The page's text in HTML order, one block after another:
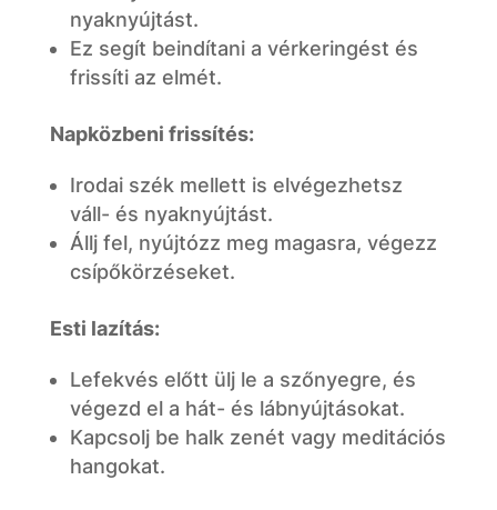
nyaknyújtást.
Ez segít beindítani a vérkeringést és
frissíti az elmét.
Napközbeni frissítés:
Irodai szék mellett is elvégezhetsz
váll- és nyaknyújtást.
Állj fel, nyújtózz meg magasra, végezz
csípőkörzéseket.
Esti lazítás:
Lefekvés előtt ülj le a szőnyegre, és
végezd el a hát- és lábnyújtásokat.
Kapcsolj be halk zenét vagy meditációs
hangokat.